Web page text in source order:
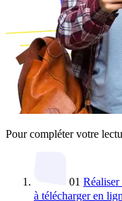
Pour compléter votre
01
à télécharger en